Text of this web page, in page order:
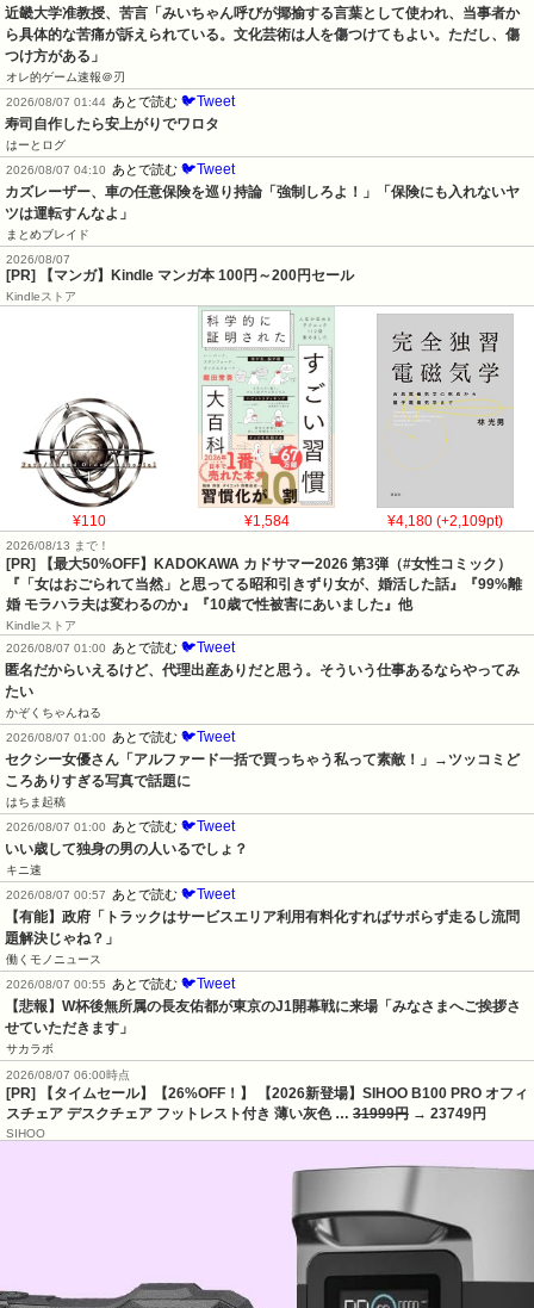
近畿大学准教授、苦言「みいちゃん呼びが揶揄する言葉として使われ、当事者か
ら具体的な苦痛が訴えられている。文化芸術は人を傷つけてもよい。ただし、傷
つけ方がある」
オレ的ゲーム速報＠刃
2026/08/07 01:44 あとで読む 🐦Tweet
寿司自作したら安上がりでワロタ
はーとログ
2026/08/07 04:10
あとで読む 🐦Tweet
カズレーザー、車の任意保険を巡り持論「強制しろよ！」「保険にも入れないヤ
ツは運転すんなよ」
まとめブレイド
2026/08/07
[PR] 【マンガ】Kindle マンガ本 100円～200円セール
Kindleストア
¥110 ¥1,584 ¥4,180 (+2,109pt)
2026/08/13 まで！
[PR]
【最大50%OFF】KADOKAWA カドサマー2026 第3弾（#女性コミック）
『「女はおごられて当然」と思ってる昭和引きずり女が、婚活した話』『99%離
婚 モラハラ夫は変わるのか』『10歳で性被害にあいました』他
Kindleストア
2026/08/07 01:00
あとで読む 🐦Tweet
匿名だからいえるけど、代理出産ありだと思う。そういう仕事あるならやってみ
たい
かぞくちゃんねる
2026/08/07 01:00
あとで読む 🐦Tweet
セクシー女優さん「アルファード一括で買っちゃう私って素敵！」→ツッコミど
ころありすぎる写真で話題に
はちま起稿
2026/08/07 01:00
あとで読む 🐦Tweet
いい歳して独身の男の人いるでしょ？
キニ速
2026/08/07 00:57
あとで読む 🐦Tweet
【有能】政府「トラックはサービスエリア利用有料化すればサボらず走るし流問
題解決じゃね？」
働くモノニュース
2026/08/07 00:55
あとで読む 🐦Tweet
【悲報】W杯後無所属の長友佑都が東京のJ1開幕戦に来場「みなさまへご挨拶さ
せていただきます」
サカラボ
2026/08/07 06:00時点
[PR] 【タイムセール】【26%OFF！】 【2026新登場】SIHOO B100 PRO オフィ
スチェア デスクチェア フットレスト付き 薄い灰色 … 31999円 → 23749円
SIHOO